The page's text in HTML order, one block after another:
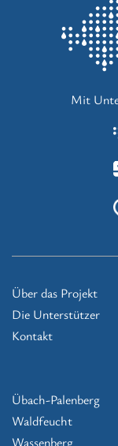
Mit
Über das Projekt
Die Unterstützer
Kontakt
Übach-Palenberg
Waldfeucht
Wassenberg